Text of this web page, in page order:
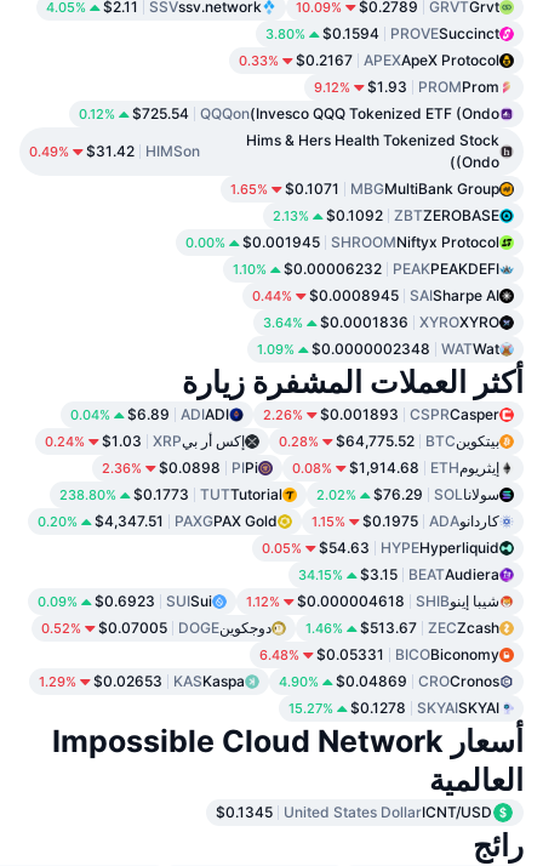
Grvt
GRVT
$0.2789
10.09%
ssv.network
SSV
$2.11
4.05%
Succinct
PROVE
$0.1594
3.80%
ApeX Protocol
APEX
$0.2167
0.33%
Prom
PROM
$1.93
9.12%
Invesco QQQ Tokenized ETF (Ondo)
QQQon
$725.54
0.12%
Hims & Hers Health Tokenized Stock
(Ondo)
HIMSon
$31.42
0.49%
MultiBank Group
MBG
$0.1071
1.65%
ZEROBASE
ZBT
$0.1092
2.13%
Niftyx Protocol
SHROOM
$0.001945
0.00%
PEAKDEFI
PEAK
$0.00006232
1.10%
Sharpe AI
SAI
$0.0008945
0.44%
XYRO
XYRO
$0.0001836
3.64%
Wat
WAT
$0.0000002348
1.09%
أكثر العملات المشفرة زيارة
Casper
CSPR
$0.001893
2.26%
ADI
ADI
$6.89
0.04%
بيتكوينBTC
$64,775.52
0.28% إكس أر بيXRP
$1.03
0.24%
إيثريومETH
$1,914.68
0.08%
Pi
PI
$0.0898
2.36%
سولاناSOL
$76.29
2.02%
Tutorial
TUT
$0.1773
238.80%
كاردانوADA
$0.1975
1.15%
PAX Gold
PAXG
$4,347.51
0.20%
Hyperliquid
HYPE
$54.63
0.05%
Audiera
BEAT
$3.15
34.15%
شيبا إينوSHIB
$0.000004618
1.12%
Sui
SUI
$0.6923
0.09%
Zcash
ZEC
$513.67
1.46% دوجكوينDOGE
$0.07005
0.52%
Biconomy
BICO
$0.05331
6.48%
Cronos
CRO
$0.04869
4.90%
Kaspa
KAS
$0.02653
1.29%
SKYAI
SKYAI
$0.1278
15.27%
أسعار Impossible Cloud Network
العالمية
ICNT/USD
United States Dollar
$0.1345
رائج